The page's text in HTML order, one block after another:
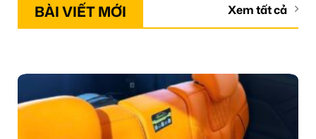
BÀI VIẾT MỚI Xem tất cả